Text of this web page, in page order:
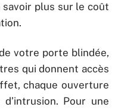
savoir plus sur le coût
votre porte blindée,
qui donnent accès
chaque ouverture
Pour une